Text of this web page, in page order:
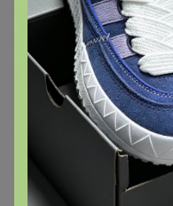
меру сладкий с
10 октября, 2024 22:44